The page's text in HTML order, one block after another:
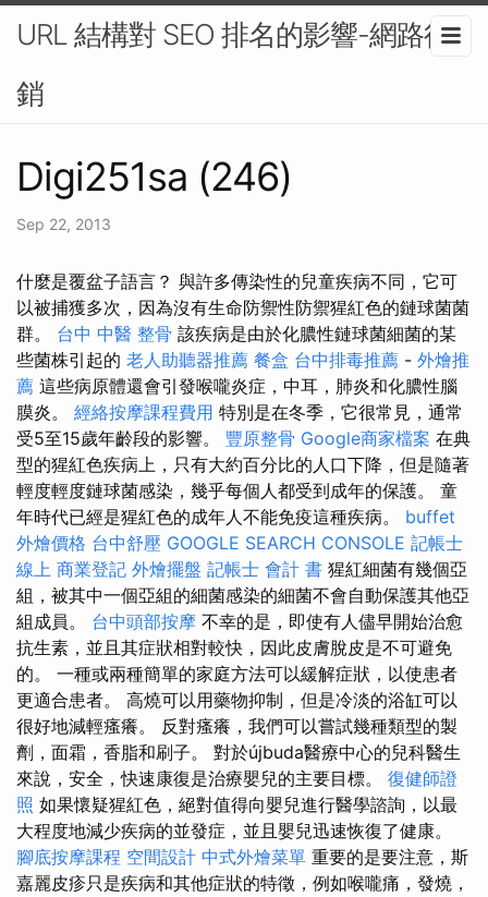
URL 結構對 SEO 排名的影響-網路行
銷
Digi251sa (246)
Sep 22, 2013
什麼是覆盆子語言？ 與許多傳染性的兒童疾病不同，它可
以被捕獲多次，因為沒有生命防禦性防禦猩紅色的鏈球菌菌
群。 台中 中醫 整骨 該疾病是由於化膿性鏈球菌細菌的某
些菌株引起的 老人助聽器推薦 餐盒 台中排毒推薦 - 外燴推
薦 這些病原體還會引發喉嚨炎症，中耳，肺炎和化膿性腦
膜炎。 經絡按摩課程費用 特別是在冬季，它很常見，通常
受5至15歲年齡段的影響。 豐原整骨 Google商家檔案 在典
型的猩紅色疾病上，只有大約百分比的人口下降，但是隨著
輕度輕度鏈球菌感染，幾乎每個人都受到成年的保護。 童
年時代已經是猩紅色的成年人不能免疫這種疾病。 buffet
外燴價格 台中舒壓 GOOGLE SEARCH CONSOLE 記帳士
線上 商業登記 外燴擺盤 記帳士 會計 書 猩紅細菌有幾個亞
組，被其中一個亞組的細菌感染的細菌不會自動保護其他亞
組成員。 台中頭部按摩 不幸的是，即使有人儘早開始治愈
抗生素，並且其症狀相對較快，因此皮膚脫皮是不可避免
的。 一種或兩種簡單的家庭方法可以緩解症狀，以使患者
更適合患者。 高燒可以用藥物抑制，但是冷淡的浴缸可以
很好地減輕瘙癢。 反對瘙癢，我們可以嘗試幾種類型的製
劑，面霜，香脂和刷子。 對於újbuda醫療中心的兒科醫生
來說，安全，快速康復是治療嬰兒的主要目標。 復健師證
照 如果懷疑猩紅色，絕對值得向嬰兒進行醫學諮詢，以最
大程度地減少疾病的並發症，並且嬰兒迅速恢復了健康。
腳底按摩課程 空間設計 中式外燴菜單 重要的是要注意，斯
嘉麗皮疹只是疾病和其他症狀的特徵，例如喉嚨痛，發燒，